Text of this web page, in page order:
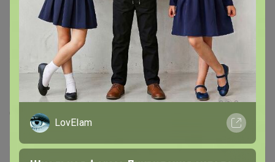
393.9K 7.4K
IKEA (ИКЕА) 100% оригинал (зарубежка)
РАСПРОДАЖА
Стоп 14 августа
Последнее:LovEIam